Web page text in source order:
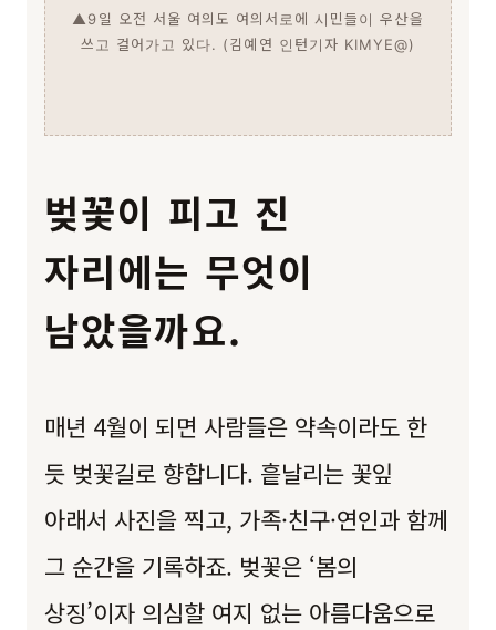
▲9일 오전 서울 여의도 여의서로에 시민들이 우산을
쓰고 걸어가고 있다. (김예연 인턴기자 KIMYE@)
벚꽃이 피고 진
자리에는 무엇이
남았을까요.
매년 4월이 되면 사람들은 약속이라도 한
듯 벚꽃길로 향합니다. 흩날리는 꽃잎
아래서 사진을 찍고, 가족·친구·연인과 함께
그 순간을 기록하죠. 벚꽃은 ‘봄의
상징’이자 의심할 여지 없는 아름다움으로